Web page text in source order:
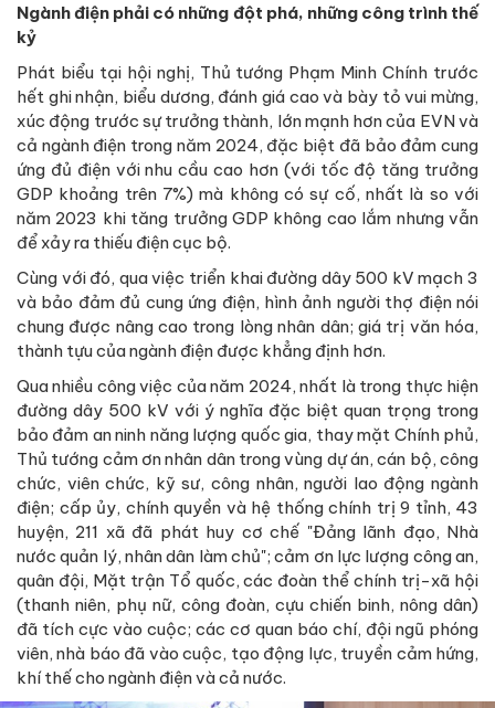
Ngành điện phải có những đột phá, những công trình thế
kỷ
Phát biểu tại hội nghị, Thủ tướng Phạm Minh Chính trước
hết ghi nhận, biểu dương, đánh giá cao và bày tỏ vui mừng,
xúc động trước sự trưởng thành, lớn mạnh hơn của EVN và
cả ngành điện trong năm 2024, đặc biệt đã bảo đảm cung
ứng đủ điện với nhu cầu cao hơn (với tốc độ tăng trưởng
GDP khoảng trên 7%) mà không có sự cố, nhất là so với
năm 2023 khi tăng trưởng GDP không cao lắm nhưng vẫn
để xảy ra thiếu điện cục bộ.
Cùng với đó, qua việc triển khai đường dây 500 kV mạch 3
và bảo đảm đủ cung ứng điện, hình ảnh người thợ điện nói
chung được nâng cao trong lòng nhân dân; giá trị văn hóa,
thành tựu của ngành điện được khẳng định hơn.
Qua nhiều công việc của năm 2024, nhất là trong thực hiện
đường dây 500 kV với ý nghĩa đặc biệt quan trọng trong
bảo đảm an ninh năng lượng quốc gia, thay mặt Chính phủ,
Thủ tướng cảm ơn nhân dân trong vùng dự án, cán bộ, công
chức, viên chức, kỹ sư, công nhân, người lao động ngành
điện; cấp ủy, chính quyền và hệ thống chính trị 9 tỉnh, 43
huyện, 211 xã đã phát huy cơ chế "Đảng lãnh đạo, Nhà
nước quản lý, nhân dân làm chủ"; cảm ơn lực lượng công an,
quân đội, Mặt trận Tổ quốc, các đoàn thể chính trị-xã hội
(thanh niên, phụ nữ, công đoàn, cựu chiến binh, nông dân)
đã tích cực vào cuộc; các cơ quan báo chí, đội ngũ phóng
viên, nhà báo đã vào cuộc, tạo động lực, truyền cảm hứng,
khí thế cho ngành điện và cả nước.